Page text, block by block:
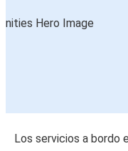
Los servicios a bordo